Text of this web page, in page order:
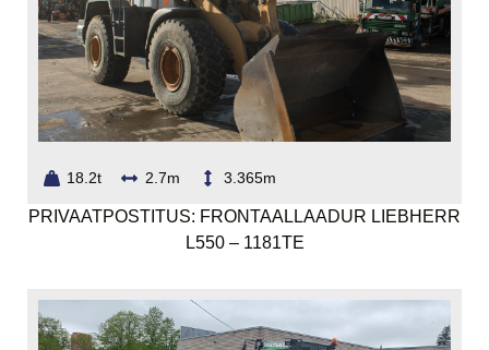
18.2t 2.7m 3.365m
PRIVAATPOSTITUS: FRONTAALLAADUR LIEBHERR
L550 – 1181TE